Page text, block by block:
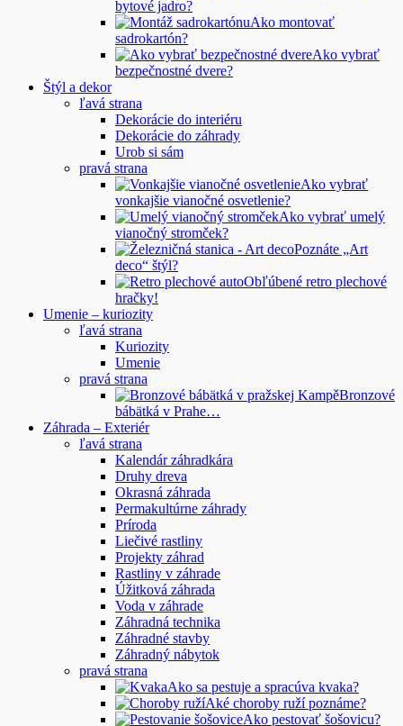
bytové jadro?
Ako montovať
sadrokartón?
Ako vybrať
bezpečnostné dvere?
Štýl a dekor
ľavá strana
Dekorácie do interiéru
Dekorácie do záhrady
Urob si sám
pravá strana
Ako vybrať
vonkajšie vianočné osvetlenie?
Ako vybrať umelý
vianočný stromček?
Poznáte „Art
deco“ štýl?
Obľúbené retro plechové
hračky!
Umenie – kuriozity
ľavá strana
Kuriozity
Umenie
pravá strana
Bronzové
bábätká v Prahe…
Záhrada – Exteriér
ľavá strana
Kalendár záhradkára
Druhy dreva
Okrasná záhrada
Permakultúrne záhrady
Príroda
Liečivé rastliny
Projekty záhrad
Rastliny v záhrade
Úžitková záhrada
Voda v záhrade
Záhradná technika
Záhradné stavby
Záhradný nábytok
pravá strana
Ako sa pestuje a spracúva kvaka?
Aké choroby ruží poznáme?
Ako pestovať šošovicu?